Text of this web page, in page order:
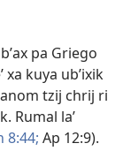
pa Griego
xa kuya ubʼixik
tzij chrij ri
Rumal laʼ
8:44; Ap 12:9).